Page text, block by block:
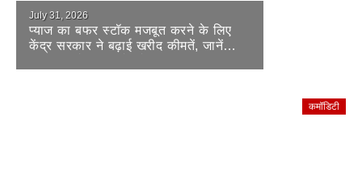
July 31, 2026
प्याज का बफर स्टॉक मजबूत करने के लिए
केंद्र सरकार ने बढ़ाई खरीद कीमतें, जानें
कमॉडिटी